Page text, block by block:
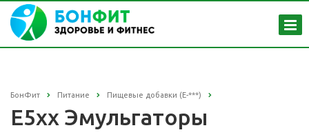
БонФит Питание Пищевые добавки (Е-***)
E5xx Эмульгаторы